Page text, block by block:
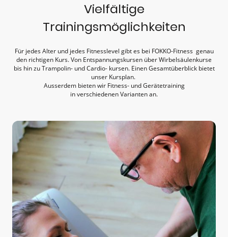
Vielfältige
Trainingsmöglichkeiten
Für jedes Alter und jedes Fitnesslevel gibt es bei FOKKO-Fitness genau
den richtigen Kurs. Von Entspannungskursen über Wirbelsäulenkurse
bis hin zu Trampolin- und Cardio- kursen. Einen Gesamtüberblick bietet
unser Kursplan.
Ausserdem bieten wir Fitness- und Gerätetraining
in verschiedenen Varianten an.